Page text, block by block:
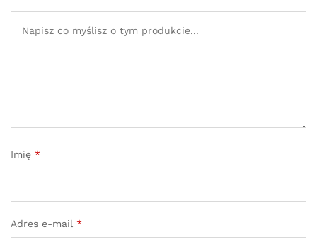
Imię *
Adres e-mail *